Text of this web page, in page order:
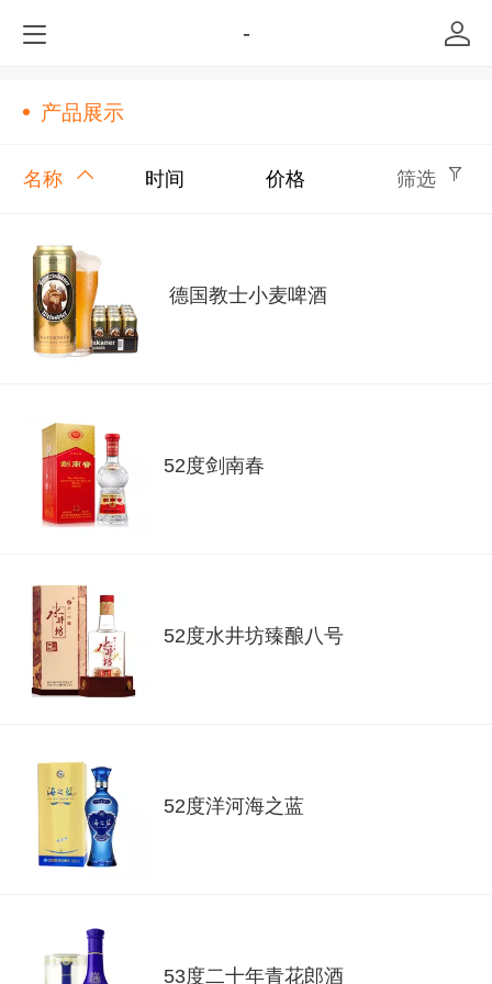
-
产品展示
名称 时间 价格 筛选
德国教士小麦啤酒
52度剑南春
52度水井坊臻酿八号
52度洋河海之蓝
53度二十年青花郎酒